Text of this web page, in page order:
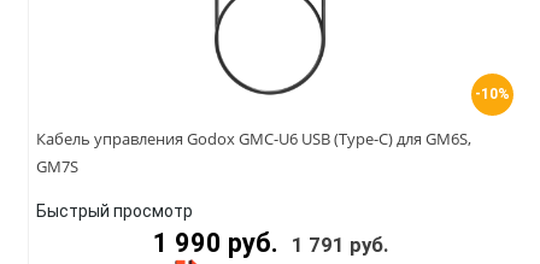
-10%
Кабель управления Godox GMC-U6 USB (Type-C) для GM6S,
GM7S
Быстрый просмотр
1 990 руб. 1 791 руб.